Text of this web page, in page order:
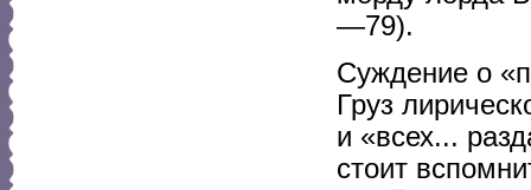
—79).
Суждение о
Груз
и «всех...
стоит